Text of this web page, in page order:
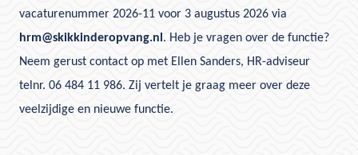
vacaturenummer 2026-11 voor 3 augustus 2026 via
hrm@skikkinderopvang.nl . Heb je vragen over de functie?
Neem gerust contact op met Ellen Sanders, HR-adviseur
telnr. 06 484 11 986. Zij vertelt je graag meer over deze
veelzijdige en nieuwe functie.